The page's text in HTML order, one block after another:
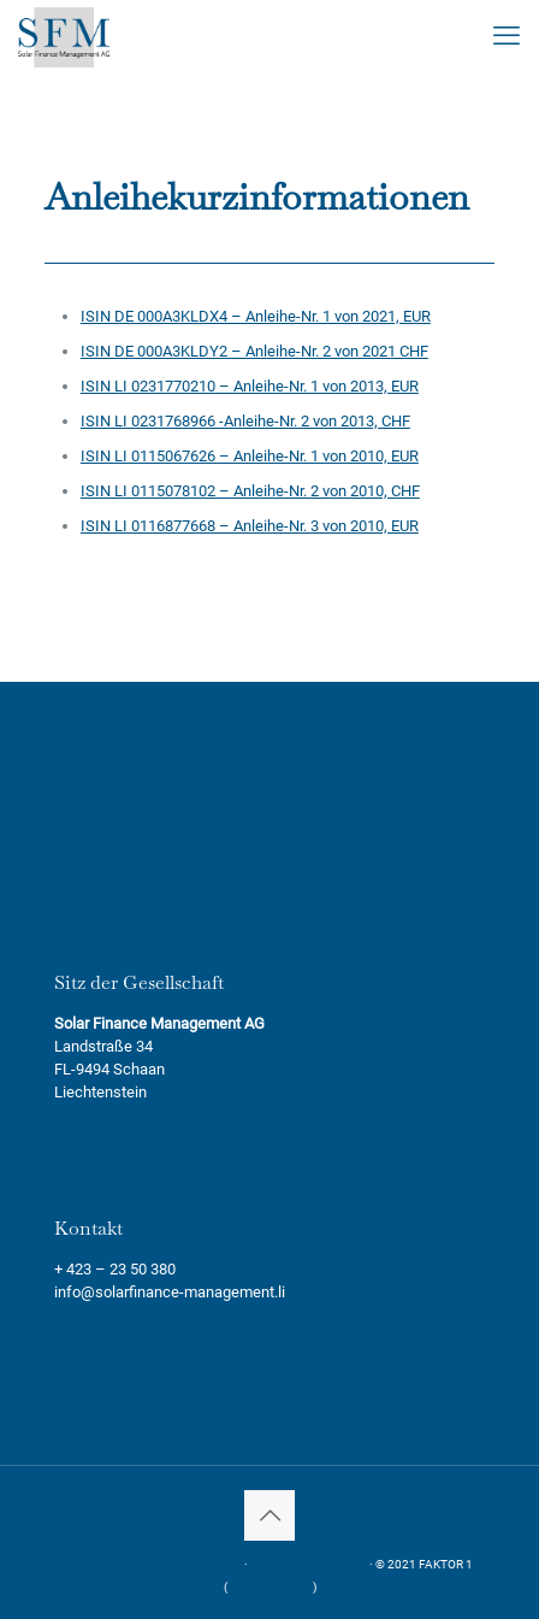
Anleihekurzinformationen
ISIN DE 000A3KLDX4 – Anleihe-Nr. 1 von 2021, EUR
ISIN DE 000A3KLDY2 – Anleihe-Nr. 2 von 2021 CHF
ISIN LI 0231770210 – Anleihe-Nr. 1 von 2013, EUR
ISIN LI 0231768966 -Anleihe-Nr. 2 von 2013, CHF
ISIN LI 0115067626 – Anleihe-Nr. 1 von 2010, EUR
ISIN LI 0115078102 – Anleihe-Nr. 2 von 2010, CHF
ISIN LI 0116877668 – Anleihe-Nr. 3 von 2010, EUR
Sitz der Gesellschaft
Solar Finance Management AG
Landstraße 34
FL-9494 Schaan
Liechtenstein
Kontakt
+ 423 – 23 50 380
info@solarfinance-management.li
·
· © 2021 FAKTOR 1
(www.faktor1.de )